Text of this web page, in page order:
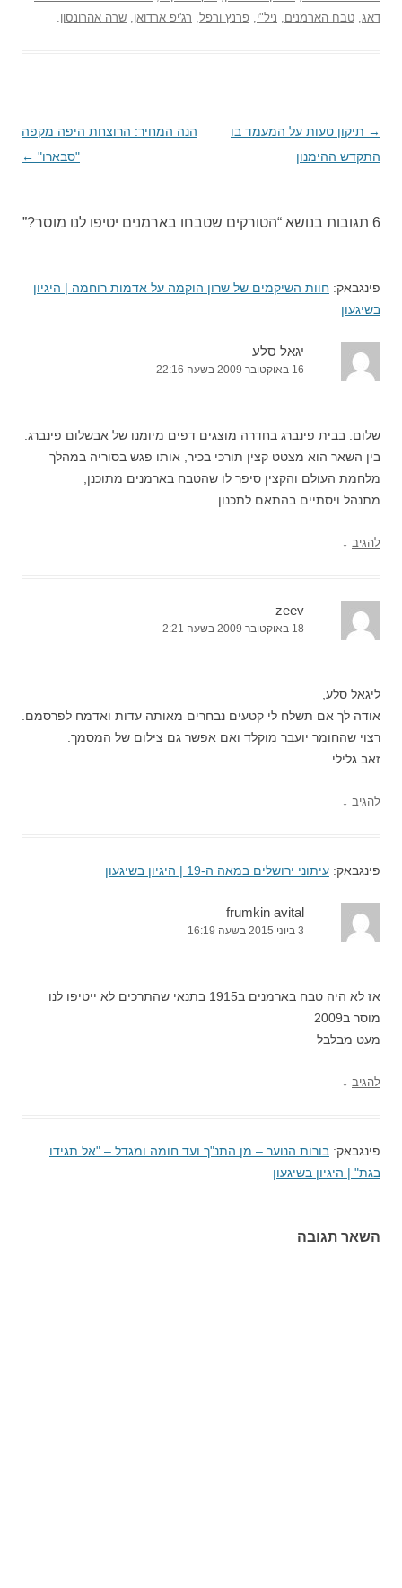
דאג טבח הארמנים ניל"י פרנץ ורפל רג'יפ ארדואן שרה אהרונסון
ניווט
בפוסטים
→ תיקון טעות על המעמד בו
התקדש ההימנון
הנה המחיר: הרוצחת היפה מקפה
"סבארו" ←
6 תגובות בנושא “ הטורקים שטבחו בארמנים יטיפו לנו מוסר?”
פינגבאק: חוות השיקמים של שרון הוקמה על אדמות רוחמה | היגיון
בשיגעון
יגאל סלע
16 באוקטובר 2009 בשעה 22:16
שלום. בבית פינברג בחדרה מוצגים דפים מיומנו של אבשלום פינברג.
בין השאר הוא מצטט קצין תורכי בכיר, אותו פגש בסוריה במהלך
מלחמת העולם והקצין סיפר לו שהטבח בארמנים מתוכנן,
מתנהל ויסתיים בהתאם לתכנון.
להגיב ↓
zeev
18 באוקטובר 2009 בשעה 2:21
ליגאל סלע,
אודה לך אם תשלח לי קטעים נבחרים מאותה עדות ואדמח לפרסמם.
רצוי שהחומר יועבר מוקלד ואם אפשר גם צילום של המסמך.
זאב גלילי
להגיב ↓
פינגבאק: עיתוני ירושלים במאה ה-19 | היגיון בשיגעון
frumkin avital
3 ביוני 2015 בשעה 16:19
אז לא היה טבח בארמנים ב1915 בתנאי שהתרכים לא ייטיפו לנו
מוסר ב2009
מעט מבלבל
להגיב ↓
פינגבאק: בורות הנוער – מן התנ"ך ועד חומה ומגדל – "אל תגידו
בגת" | היגיון בשיגעון
השאר תגובה